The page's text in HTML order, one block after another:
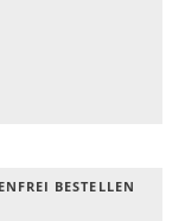
BESTELLEN